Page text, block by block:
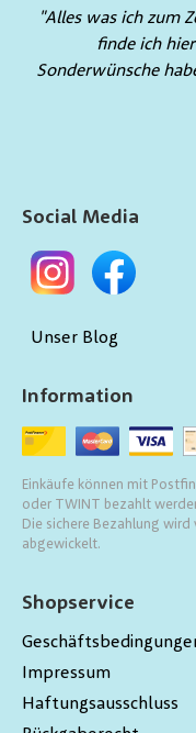
"Alles was ich zum
finde ich
Sonderwünsche
Shopservice
Impressum
Haftungsausschluss
Information
Einkäufe können mit
oder TWINT bezahlt
Die sichere Bezahlung wird
abgewickelt.
Social Media
Unser Blog